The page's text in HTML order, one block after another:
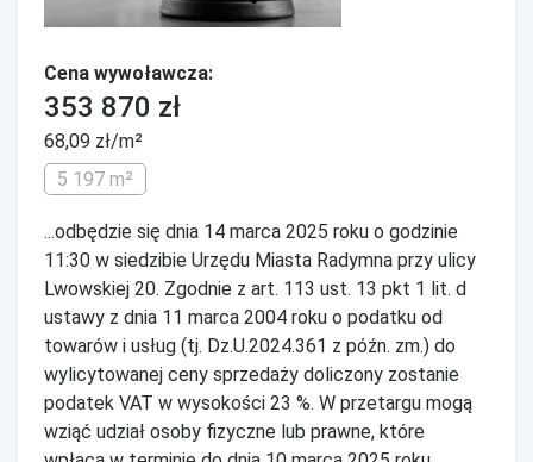
Cena wywoławcza:
353 870 zł
68,09 zł/m²
5 197 m²
...odbędzie się dnia 14 marca 2025 roku o godzinie
11:30 w siedzibie Urzędu Miasta Radymna przy ulicy
Lwowskiej 20. Zgodnie z art. 113 ust. 13 pkt 1 lit. d
ustawy z dnia 11 marca 2004 roku o podatku od
towarów i usług (tj. Dz.U.2024.361 z późn. zm.) do
wylicytowanej ceny sprzedaży doliczony zostanie
podatek VAT w wysokości 23 %. W przetargu mogą
wziąć udział osoby fizyczne lub prawne, które